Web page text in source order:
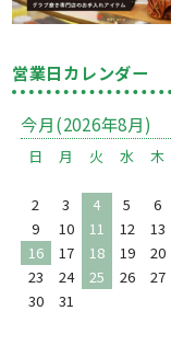
営業日カレンダー
今月(2026年8月)
日 月 火 水 木
2
3 4 5 6
9
10 11 12 13
16
17 18 19 20
23
24 25 26 27
30
31